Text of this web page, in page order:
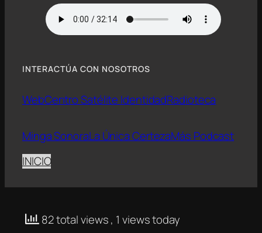
INTERACTÚA CON NOSOTROS
WebCentro Satélite IdentidadRadioteca
Minga SonoraLa Única CertezaMás Podcast
INICIO
82 total views, 1 views today